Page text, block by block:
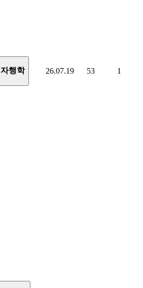
자행학 26.07.19 53 1